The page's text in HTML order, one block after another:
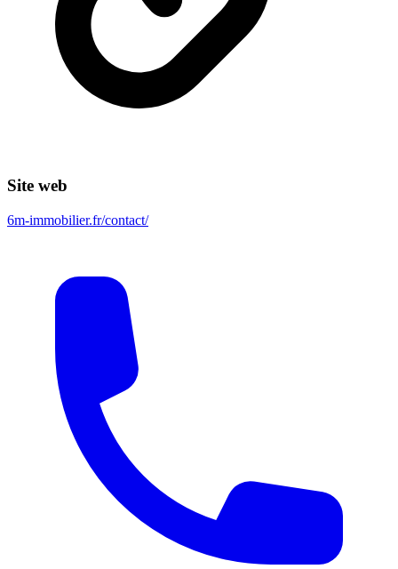
Site web
6m-immobilier.fr/contact/